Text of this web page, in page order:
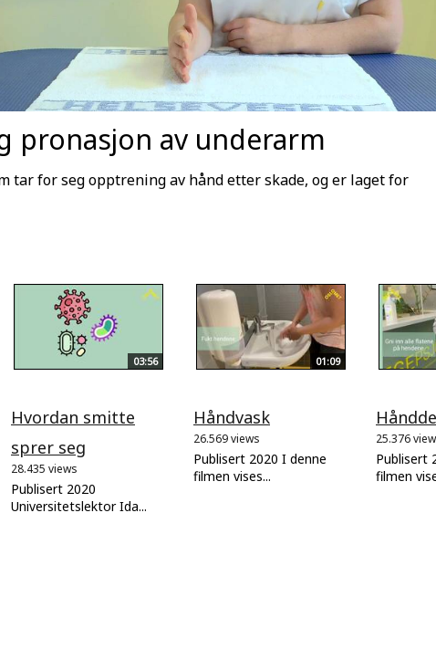
pronasjon av underarm
tar for seg opptrening av hånd etter skade, og er laget for
03:56
Hvordan smitte
sprer seg
28.435 views
Publisert 2020
Universitetslektor Ida...
01:09
Håndvask
26.569 views
Publisert 2020 I denne
filmen vises...
25.376
Publisert
filmen